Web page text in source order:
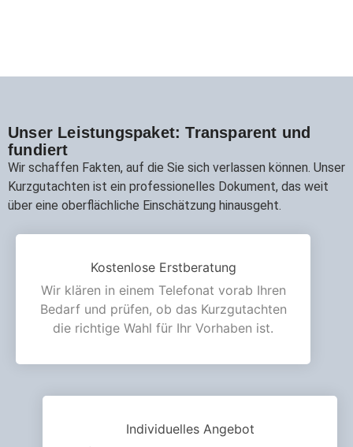
Unser Leistungspaket: Transparent und
fundiert
Wir schaffen Fakten, auf die Sie sich verlassen können. Unser
Kurzgutachten ist ein professionelles Dokument, das weit
über eine oberflächliche Einschätzung hinausgeht.
Kostenlose Erstberatung
Wir klären in einem Telefonat vorab Ihren
Bedarf und prüfen, ob das Kurzgutachten
die richtige Wahl für Ihr Vorhaben ist.
Individuelles Angebot